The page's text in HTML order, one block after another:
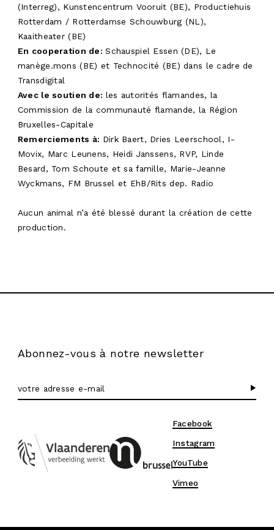
(Interreg), Kunstencentrum Vooruit (BE), Productiehuis
Rotterdam / Rotterdamse Schouwburg (NL),
Kaaitheater (BE)
En cooperation de:Schauspiel Essen (DE), Le
manège.mons (BE) et Technocité (BE) dans le cadre de
Transdigital
Avec le soutien de: les autorités flamandes, la
Commission de la communauté flamande, la Région
Bruxelles-Capitale
Remerciements à: Dirk Baert, Dries Leerschool, I-
Movix, Marc Leunens, Heidi Janssens, RVP, Linde
Besard, Tom Schoute et sa famille, Marie-Jeanne
Wyckmans, FM Brussel et EhB/Rits dep. Radio
Aucun animal n’a été blessé durant la création de cette
production.
Abonnez-vous à notre newsletter
Facebook
Instagram
YouTube
Vimeo